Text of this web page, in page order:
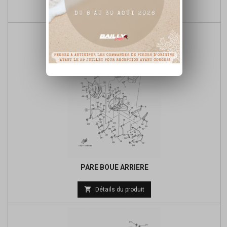
Détails du produit
PARE BOUE ARRIERE
 Détails du produit